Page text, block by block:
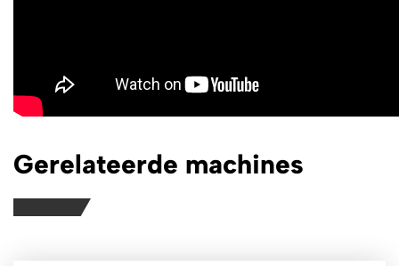
Gerelateerde machines